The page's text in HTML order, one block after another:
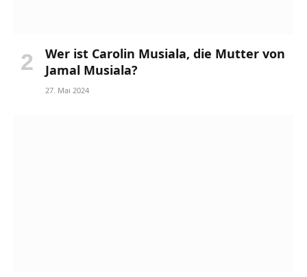
Wer ist Carolin Musiala, die Mutter von
Jamal Musiala?
27. Mai 2024